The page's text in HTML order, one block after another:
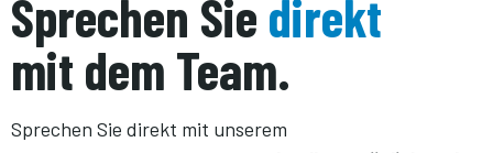
Sprechen Sie direkt
mit dem Team.
Sprechen Sie direkt mit unserem